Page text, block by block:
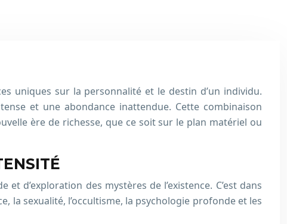
uniques sur la personnalité et le destin d’un individu.
et une abondance inattendue. Cette combinaison
ère de richesse, que ce soit sur le plan matériel ou
d’exploration des mystères de l’existence. C’est dans
la sexualité, l’occultisme, la psychologie profonde et les